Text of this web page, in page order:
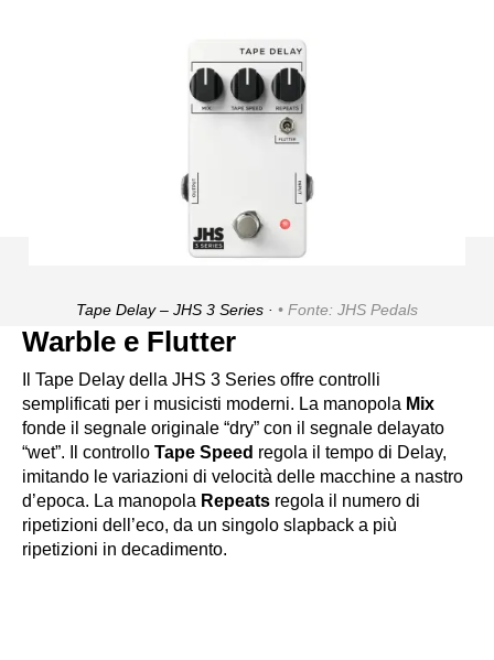
Tape Delay – JHS 3 Series · Fonte: JHS Pedals
Warble e Flutter
Il Tape Delay della JHS 3 Series offre controlli
semplificati per i musicisti moderni. La manopola Mix
fonde il segnale originale “dry” con il segnale delayato
“wet”. Il controllo Tape Speed regola il tempo di Delay,
imitando le variazioni di velocità delle macchine a nastro
d’epoca. La manopola Repeats regola il numero di
ripetizioni dell’eco, da un singolo slapback a più
ripetizioni in decadimento.